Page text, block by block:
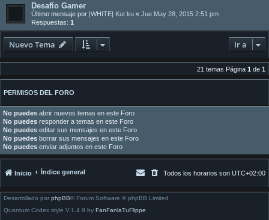
Desafío Gamer
Último mensaje por |WHITE| Kut ku « Jue May 28, 2015 2:51 pm
Respuestas: 1
Nuevo Tema Ir a
21 temas Página 1 de 1
PERMISOS DEL FORO
No puedes abrir nuevos temas en este Foro
No puedes responder a temas en este Foro
No puedes editar sus mensajes en este Foro
No puedes borrar sus mensajes en este Foro
No puedes enviar adjuntos en este Foro
Inicio Índice general Todos los horarios son UTC+02:00
Desarrollado por phpBB® Forum Software © phpBB Limited
Quantum Codex style V.1.4.9 by FanFanlaTuFlippe